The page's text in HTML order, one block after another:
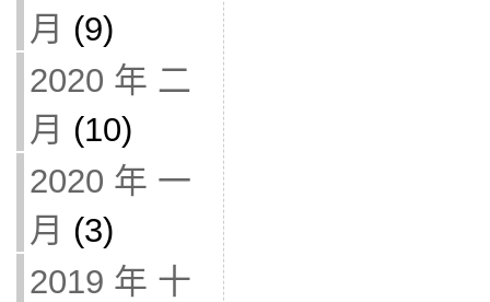
月 (9)
2020 年 二
月 (10)
2020 年 一
月 (3)
2019 年 十